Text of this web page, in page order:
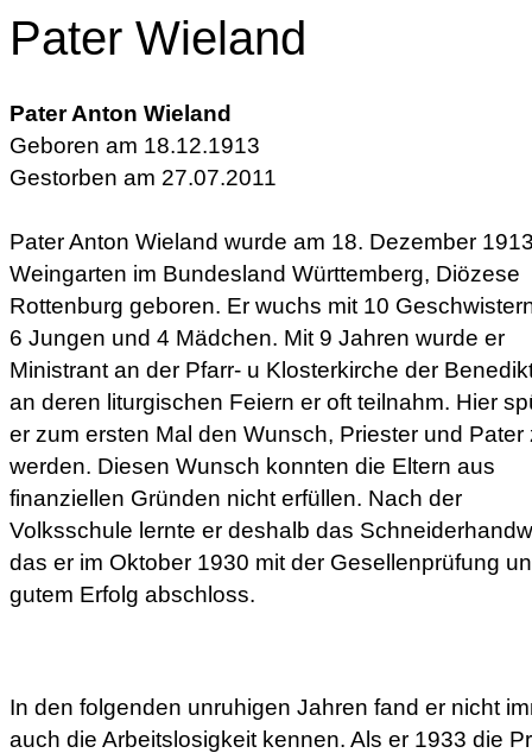
Pater Wieland
Pater Anton Wieland
Geboren am 18.12.1913
Gestorben am 27.07.2011
Pater Anton Wieland wurde am 18. Dezember
Weingarten im Bundesland Württemberg, Diözese
Rottenburg geboren. Er wuchs mit 10
6 Jungen und 4 Mädchen. Mit 9 Jahren wurde er
Ministrant an der Pfarr- u Klosterkirche der
an deren liturgischen Feiern er oft teilnahm. Hier
er zum ersten Mal den Wunsch, Priester und Pater
werden. Diesen Wunsch konnten die Eltern aus
finanziellen Gründen nicht erfüllen. Nach der
Volksschule lernte er deshalb das
das er im Oktober 1930 mit der Gesellenprüfung
gutem Erfolg abschloss.
In den folgenden unruhigen Jahren fand er nicht
auch die Arbeitslosigkeit kennen. Als er 1933 die